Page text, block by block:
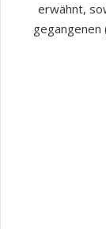
erwähnt,
gegangenen